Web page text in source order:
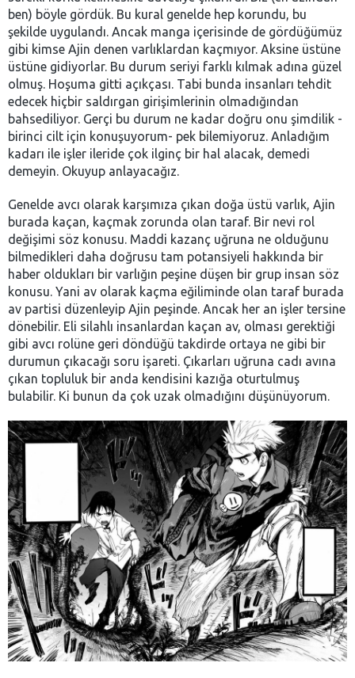
ben) böyle gördük. Bu kural genelde hep korundu, bu
şekilde uygulandı. Ancak manga içerisinde de gördüğümüz
gibi kimse Ajin denen varlıklardan kaçmıyor. Aksine üstüne
üstüne gidiyorlar. Bu durum seriyi farklı kılmak adına güzel
olmuş. Hoşuma gitti açıkçası. Tabi bunda insanları tehdit
edecek hiçbir saldırgan girişimlerinin olmadığından
bahsediliyor. Gerçi bu durum ne kadar doğru onu şimdilik -
birinci cilt için konuşuyorum- pek bilemiyoruz. Anladığım
kadarı ile işler ileride çok ilginç bir hal alacak, demedi
demeyin. Okuyup anlayacağız.
Genelde avcı olarak karşımıza çıkan doğa üstü varlık, Ajin
burada kaçan, kaçmak zorunda olan taraf. Bir nevi rol
değişimi söz konusu. Maddi kazanç uğruna ne olduğunu
bilmedikleri daha doğrusu tam potansiyeli hakkında bir
haber oldukları bir varlığın peşine düşen bir grup insan söz
konusu. Yani av olarak kaçma eğiliminde olan taraf burada
av partisi düzenleyip Ajin peşinde. Ancak her an işler tersine
dönebilir. Eli silahlı insanlardan kaçan av, olması gerektiği
gibi avcı rolüne geri döndüğü takdirde ortaya ne gibi bir
durumun çıkacağı soru işareti. Çıkarları uğruna cadı avına
çıkan topluluk bir anda kendisini kazığa oturtulmuş
bulabilir. Ki bunun da çok uzak olmadığını düşünüyorum.